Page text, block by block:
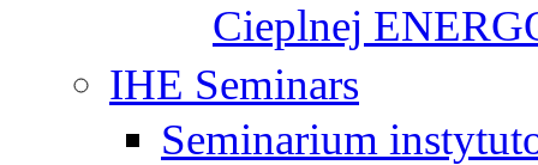
Cieplnej
IHE Seminars
Seminarium